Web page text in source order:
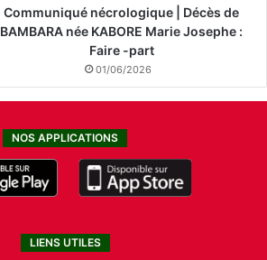
Communiqué nécrologique | Décès de
BAMBARA née KABORE Marie Josephe :
Faire -part
01/06/2026
NOS APPLICATIONS
LIENS UTILES